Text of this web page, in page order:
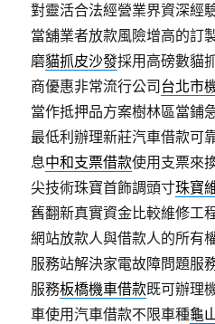
對靈活合法經營業界資深經
當舖業者放款風險增高的訂
磨貓抓皮沙發採用高磅數貓
商優惠非常流行公司 台北市
當作抵押品方案樹林區當鋪
最低利辦理新莊汽車借款可
息中和支票借款使用支票來
尖技術珠寶首飾調頭寸珠寶
舊翻新真實資金比較維修工
網站放款人與借款人的所有
服務站解決家電故障問題服
服務板橋機車借款既可辦理
車使用汽車借款不限車種龜